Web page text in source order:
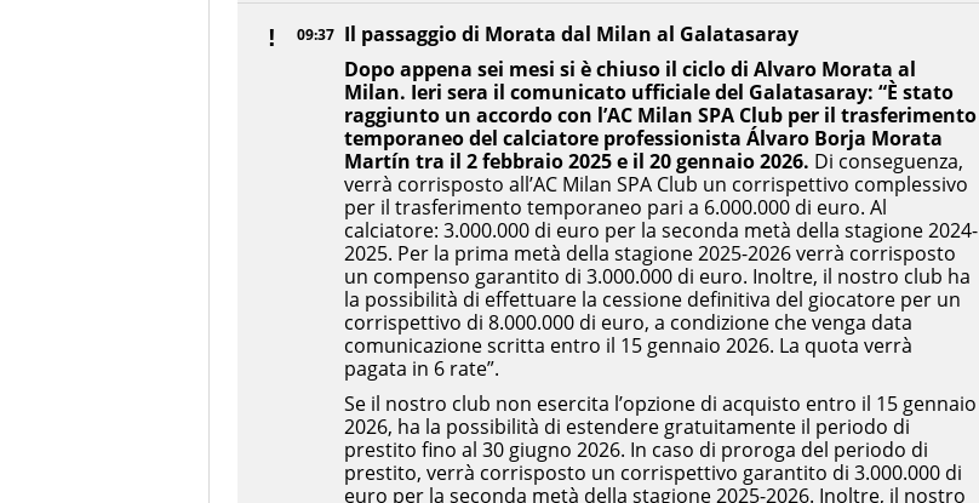
09:37 Il passaggio di Morata dal Milan al Galatasaray
Dopo appena sei mesi si è chiuso il ciclo di Alvaro Morata al
Milan. Ieri sera il comunicato ufficiale del Galatasaray: “È stato
raggiunto un accordo con l’AC Milan SPA Club per il trasferimento
temporaneo del calciatore professionista Álvaro Borja Morata
Martín tra il 2 febbraio 2025 e il 20 gennaio 2026. Di conseguenza,
verrà corrisposto all’AC Milan SPA Club un corrispettivo complessivo
per il trasferimento temporaneo pari a 6.000.000 di euro. Al
calciatore: 3.000.000 di euro per la seconda metà della stagione 2024-
2025. Per la prima metà della stagione 2025-2026 verrà corrisposto
un compenso garantito di 3.000.000 di euro. Inoltre, il nostro club ha
la possibilità di effettuare la cessione definitiva del giocatore per un
corrispettivo di 8.000.000 di euro, a condizione che venga data
comunicazione scritta entro il 15 gennaio 2026. La quota verrà
pagata in 6 rate”.
Se il nostro club non esercita l’opzione di acquisto entro il 15 gennaio
2026, ha la possibilità di estendere gratuitamente il periodo di
prestito fino al 30 giugno 2026. In caso di proroga del periodo di
prestito, verrà corrisposto un corrispettivo garantito di 3.000.000 di
euro per la seconda metà della stagione 2025-2026. Inoltre, il nostro